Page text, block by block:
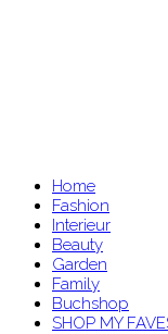
Home
Fashion
Interieur
Beauty
Garden
Family
Buchshop
SHOP MY